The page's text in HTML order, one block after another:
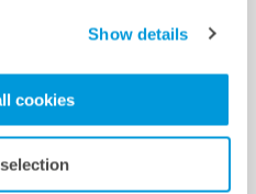
Show details
cookies